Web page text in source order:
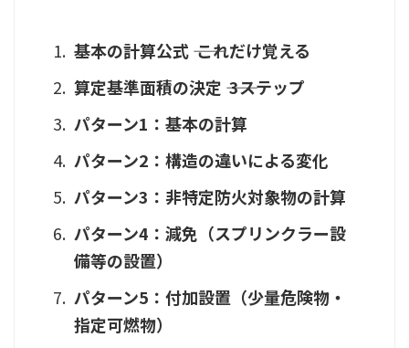
基本の計算公式 ―― これだけ覚える
算定基準面積の決定 ―― 3ステップ
パターン1：基本の計算
パターン2：構造の違いによる変化
パターン3：非特定防火対象物の計算
パターン4：減免（スプリンクラー設
備等の設置）
パターン5：付加設置（少量危険物・
指定可燃物）